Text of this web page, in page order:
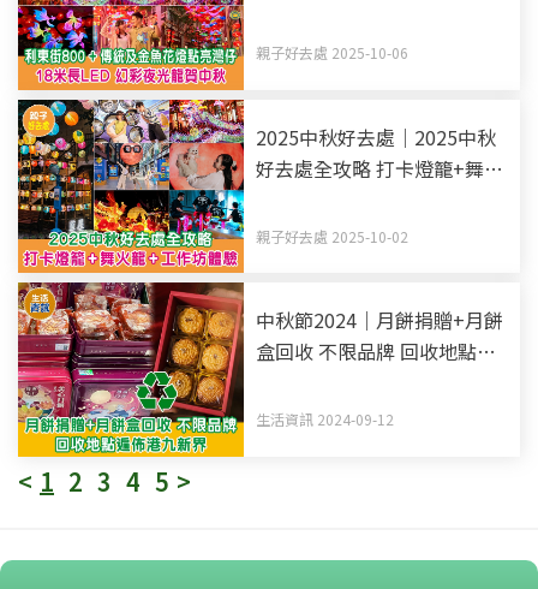
中秋
親子好去處 2025-10-06
2025中秋好去處｜2025中秋
好去處全攻略 打卡燈籠+舞火
親子好去處 2025-10-02
中秋節2024｜月餅捐贈+月餅
盒回收 不限品牌 回收地點遍
生活資訊 2024-09-12
< 1 2 3 4 5 >